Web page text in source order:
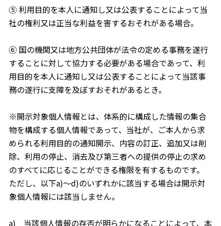
⑤ 利用目的を本人に通知し又は公表することによって当
社の権利又は正当な利益を害するおそれがある場合。
⑥ 国の機関又は地方公共団体が法令の定める事務を遂行
することに対して協力する必要がある場合であって、利
用目的を本人に通知し又は公表することによって当該事
務の遂行に支障を及ぼすおそれがあるとき。
※開示対象個人情報とは、体系的に構成した情報の集合
物を構成する個人情報であって、当社が、ご本人から求
められる利用目的の通知開示、内容の訂正、追加又は削
除、利用の停止、消去及び第三者への提供の停止の求め
のすべてに応じることができる権限を有するものです。
ただし、以下a)～d)のいずれかに該当する場合は開示対
象個人情報には該当しません。
a) 当該個人情報の存否が明らかになることによって、本